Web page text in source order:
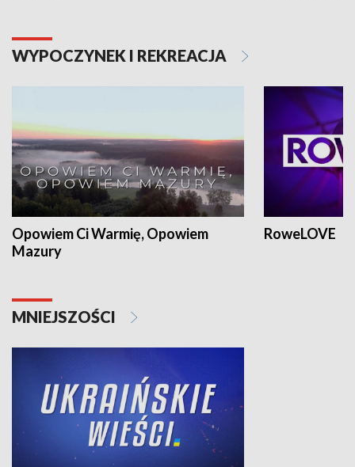
WYPOCZYNEK I REKREACJA
Opowiem Ci Warmię, Opowiem
Mazury
RoweLOVE
MNIEJSZOŚCI